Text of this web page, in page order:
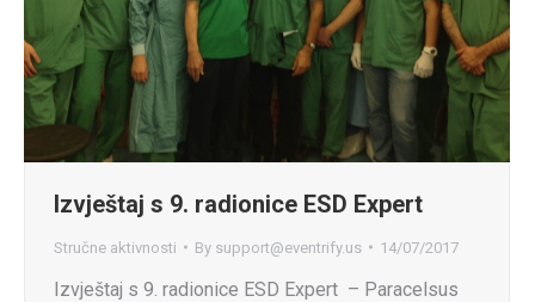
Izvještaj s 9. radionice ESD Expert
Stručne aktivnosti By support@eventrify.us 14/07/2017
Izvještaj s 9. radionice ESD Expert – Paracelsus